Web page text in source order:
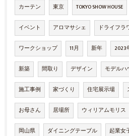
カーテン 東京 TOKYO SHOW HOUSE
イベント アロマサシェ ドライフラ
ワークショップ 11月 新年 2023
新築 間取り デザイン モデルハ
施工事例 家づくり 住宅展示場
お母さん 居場所 ウィリアムモリス
岡山県 ダイニングテーブル 起業女